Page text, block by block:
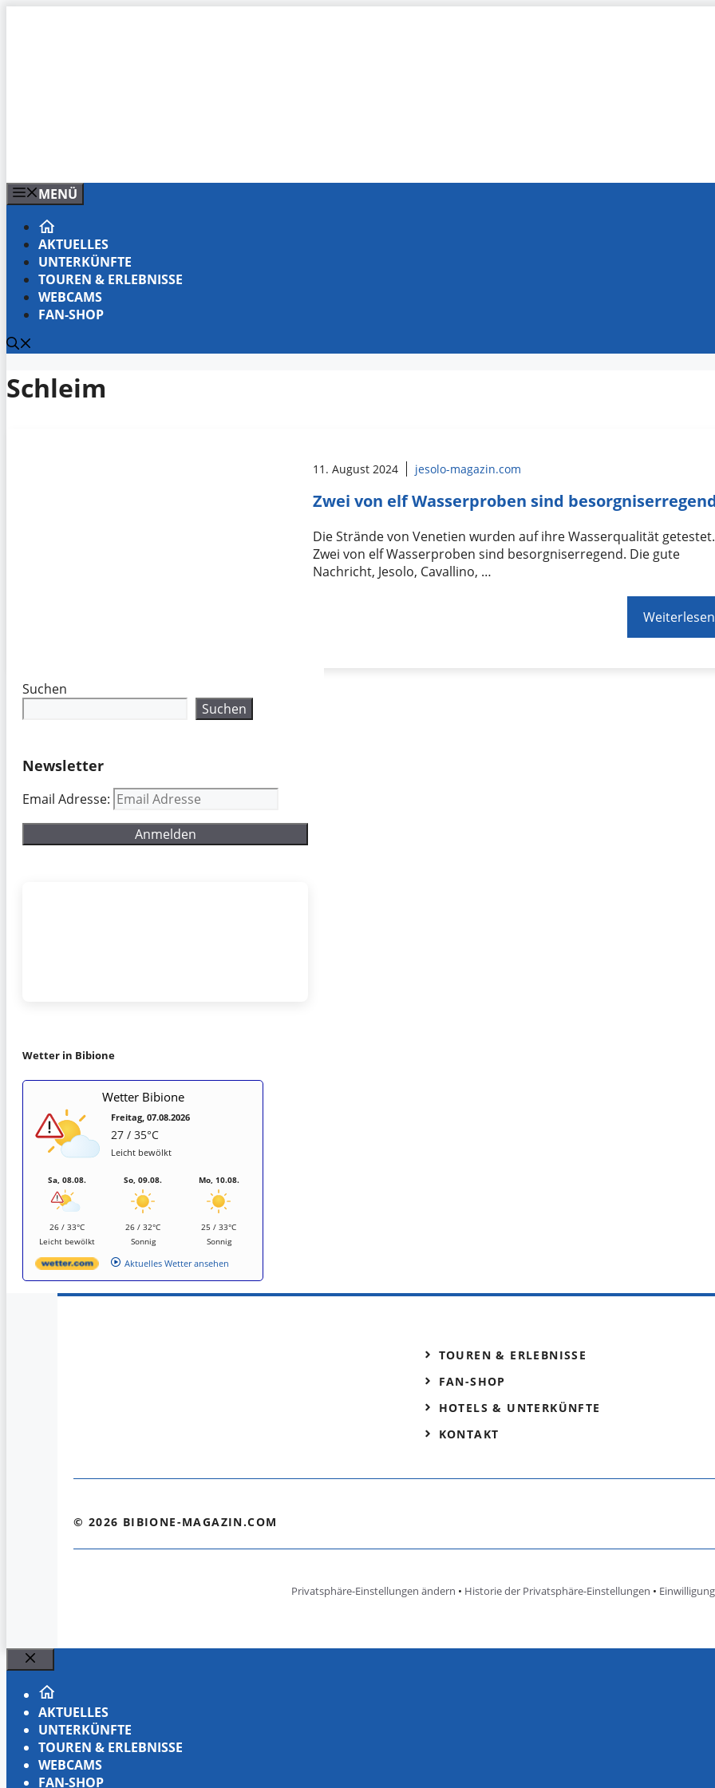
MENÜ
AKTUELLES
UNTERKÜNFTE
TOUREN & ERLEBNISSE
WEBCAMS
FAN-SHOP
Schleim
11. August 2024 jesolo-magazin.com
Zwei von elf Wasserproben sind
Die Strände von Venetien wurden auf ihre Wasserqualität getestet.
Zwei von elf Wasserproben sind besorgniserregend. Die gute
Nachricht, Jesolo, Cavallino, …
Weiterlesen
Suchen
Suchen
Newsletter
Email Adresse:
Wetter in Bibione
Wetter Bibione
Freitag, 07.08.2026
27 / 35°C
Leicht bewölkt
Sa, 08.08.
26 / 33°C
Leicht bewölkt
So, 09.08.
26 / 32°C
Sonnig
Mo, 10.08.
25 / 33°C
Sonnig
Aktuelles Wetter ansehen
TOUREN & ERLEBNISSE
FAN-SHOP
HOTELS & UNTERKÜNFTE
KONTAKT
© 2026 BIBIONE-MAGAZIN.COM
Privatsphäre-Einstellungen ändern • Historie der Privatsphäre-Einstellungen •
Schließen
AKTUELLES
UNTERKÜNFTE
TOUREN & ERLEBNISSE
WEBCAMS
FAN-SHOP